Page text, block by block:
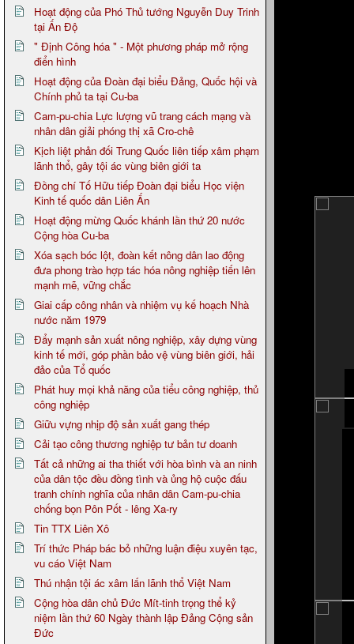
Hoạt động của Phó Thủ tướng Nguyễn Duy Trinh
tại Ấn Độ
" Định Công hóa " - Một phương pháp mở rộng
điển hình
Hoạt động của Đoàn đại biểu Đảng, Quốc hội và
Chính phủ ta tại Cu-ba
Cam-pu-chia Lực lượng vũ trang cách mạng và
nhân dân giải phóng thị xã Cro-chê
Kịch liệt phản đối Trung Quốc liên tiếp xâm phạm
lãnh thổ, gây tội ác vùng biên giới ta
Đồng chí Tố Hữu tiếp Đoàn đại biểu Học viện
Kinh tế quốc dân Liên Ấn
Hoạt động mừng Quốc khánh lần thứ 20 nước
Cộng hòa Cu-ba
Xóa sạch bóc lột, đoàn kết nông dân lao động
đưa phong trào hợp tác hóa nông nghiệp tiến lên
mạnh mẽ, vững chắc
Giai cấp công nhân và nhiệm vụ kế hoạch Nhà
nước năm 1979
Đẩy mạnh sản xuất nông nghiệp, xây dựng vùng
kinh tế mới, góp phần bảo vệ vùng biên giới, hải
đảo của Tổ quốc
Phát huy mọi khả năng của tiểu công nghiệp, thủ
công nghiệp
Giữu vựng nhịp độ sản xuất gang thép
Cải tạo công thương nghiệp tư bản tư doanh
Tất cả những ai tha thiết với hòa bình và an ninh
của dân tộc đều đồng tình và ủng hộ cuộc đấu
tranh chính nghĩa của nhân dân Cam-pu-chia
chống bọn Pôn Pốt - lêng Xa-ry
Tin TTX Liên Xô
Trí thức Pháp bác bỏ những luận điệu xuyên tạc,
vu cáo Việt Nam
Thú nhận tội ác xâm lấn lãnh thổ Việt Nam
Cộng hòa dân chủ Đức Mít-tinh trọng thể kỷ
niệm lần thứ 60 Ngày thành lập Đảng Cộng sản
Đức